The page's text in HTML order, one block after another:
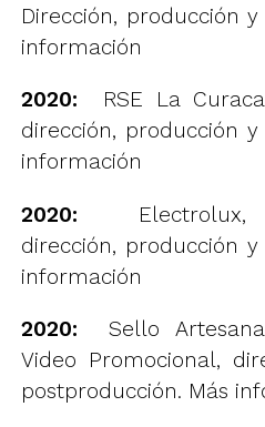
Dirección, producción
información
2020:
RSE La
dirección, producción
información
2020:
Electrolux,
dirección, producción
información
2020: Sello
Video Promocional,
postproducción. Más